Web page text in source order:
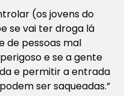
(os jovens do
se vai ter droga lá
de pessoas mal
e se a gente
e permitir a entrada
ser saqueadas.”